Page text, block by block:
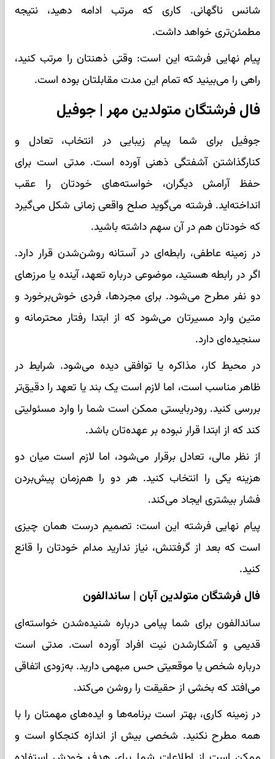
شانس ناگهانی. کاری که مرتب ادامه دهید، نتیجه
مطمئن‌تری خواهد داشت.
پیام نهایی فرشته این است: وقتی ذهنتان را مرتب کنید،
راهی را می‌بینید که تمام این مدت مقابلتان بوده است.
فال فرشتگان متولدین مهر | جوفیل
جوفیل برای شما پیام زیبایی در انتخاب، تعادل و
کنارگذاشتن آشفتگی ذهنی آورده است. مدتی است برای
حفظ آرامش دیگران، خواسته‌های خودتان را عقب
انداخته‌اید. فرشته می‌گوید صلح واقعی زمانی شکل می‌گیرد
که خودتان هم در آن سهم داشته باشید.
در زمینه عاطفی، رابطه‌ای در آستانه روشن‌شدن قرار دارد.
اگر در رابطه هستید، موضوعی درباره تعهد، آینده یا مرزهای
دو نفر مطرح می‌شود. برای مجردها، فردی خوش‌برخورد و
متین وارد مسیرتان می‌شود که از ابتدا رفتار محترمانه و
سنجیده‌ای دارد.
در محیط کار، مذاکره یا توافقی دیده می‌شود. شرایط در
ظاهر مناسب است، اما لازم است یک بند یا تعهد را دقیق‌تر
بررسی کنید. رودربایستی ممکن است شما را وارد مسئولیتی
کند که از ابتدا قرار نبوده بر عهده‌تان باشد.
از نظر مالی، تعادل برقرار می‌شود، اما لازم است میان دو
هزینه یکی را انتخاب کنید. هر دو را هم‌زمان پیش‌بردن
فشار بیشتری ایجاد می‌کند.
پیام نهایی فرشته این است: تصمیم درست همان چیزی
است که بعد از گرفتنش، نیاز ندارید مدام خودتان را قانع
کنید.
فال فرشتگان متولدین آبان | ساندالفون
ساندالفون برای شما پیامی درباره شنیده‌شدن خواسته‌ای
قدیمی و آشکارشدن نیت افراد آورده است. مدتی است
درباره شخص یا موقعیتی حس مبهمی دارید. به‌زودی اتفاقی
می‌افتد که بخشی از حقیقت را روشن می‌کند.
در زمینه کاری، بهتر است برنامه‌ها و ایده‌های مهمتان را با
همه مطرح نکنید. شخصی بیش از اندازه کنجکاو است و